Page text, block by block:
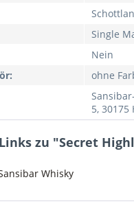
Single
Nein
ohne
5, 30175
zu "Secret
Whisky